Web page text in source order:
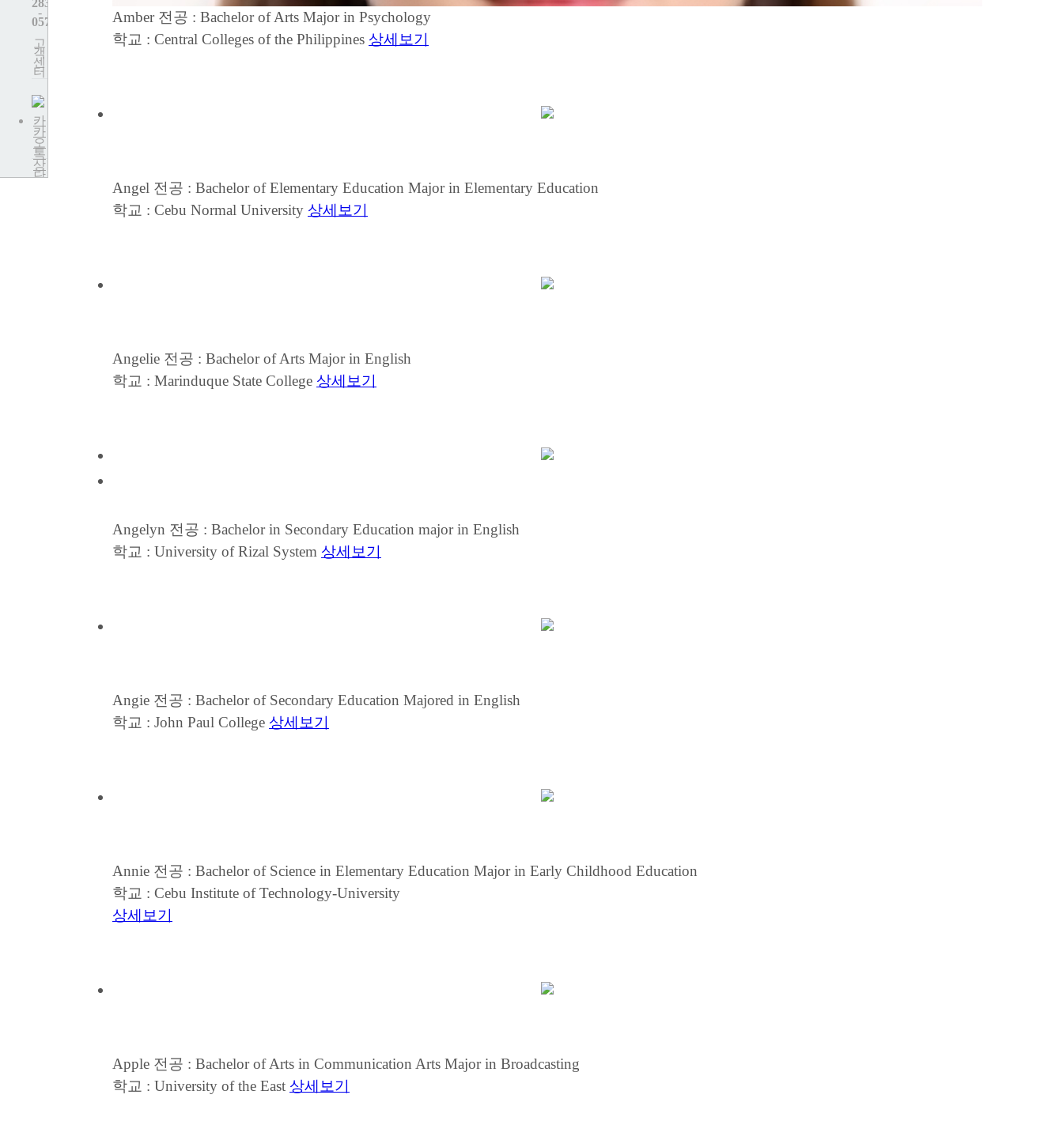
-
0579
고
객
센
터
카
카
오
톡
상
담
Amber 전공 : Bachelor of Arts Major in Psychology
학교 : Central Colleges of the Philippines 상세보기
Angel 전공 : Bachelor of Elementary Education Major in Elementary Education
학교 : Cebu Normal University 상세보기
Angelie 전공 : Bachelor of Arts Major in English
학교 : Marinduque State College 상세보기
Angelyn 전공 : Bachelor in Secondary Education major in English
학교 : University of Rizal System 상세보기
Angie 전공 : Bachelor of Secondary Education Majored in English
학교 : John Paul College 상세보기
Annie 전공 : Bachelor of Science in Elementary Education Major in Early Childhood Education
학교 : Cebu Institute of Technology-University
상세보기
Apple 전공 : Bachelor of Arts in Communication Arts Major in Broadcasting
학교 : University of the East 상세보기